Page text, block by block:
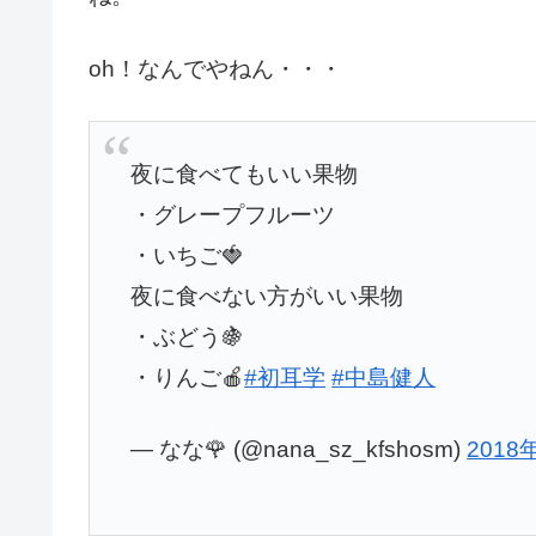
oh！なんでやねん・・・
夜に食べてもいい果物
・グレープフルーツ
・いちご🍓
夜に食べない方がいい果物
・ぶどう🍇
・りんご🍎#初耳学 #中島健人
— なな🌹 (@nana_sz_kfshosm) 2018